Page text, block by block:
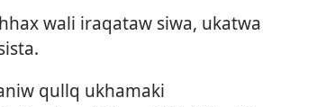
wali iraqataw siwa, ukatwa
qullq ukhamaki